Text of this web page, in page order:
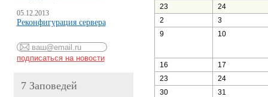
05.12.2013
Реконфигурация сервера
7 Заповедей
23
24
2
3
9
10
16
17
23
24
30
31